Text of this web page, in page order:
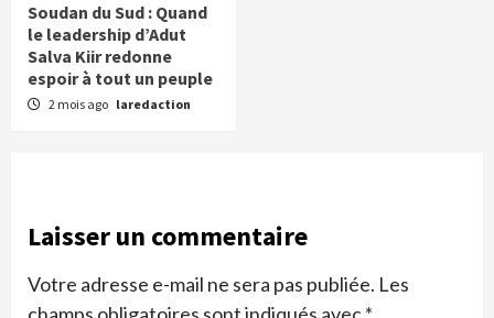
Soudan du Sud : Quand
le leadership d’Adut
Salva Kiir redonne
espoir à tout un peuple
2 mois ago laredaction
Laisser un commentaire
Votre adresse e-mail ne sera pas publiée. Les